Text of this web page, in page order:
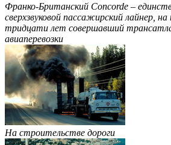
Франко-Британский Concorde –
сверхзвуковой пассажирский лайнер,
тридцати лет совершавший
авиаперевозки
На строительстве дороги